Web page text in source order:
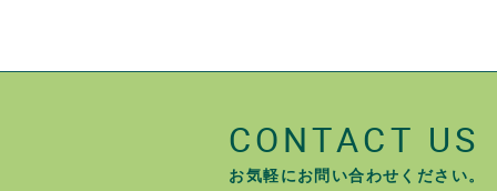
CONTACT US
お気軽にお問い合わせください。